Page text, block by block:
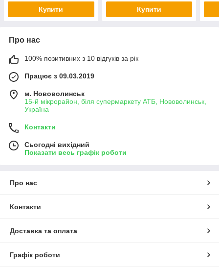
Купити Купити
Про нас
100% позитивних з 10 відгуків за рік
Працює з 09.03.2019
м. Нововолинськ
15-й мікрорайон, біля супермаркету АТБ, Нововолинськ,
Україна
Контакти
Сьогодні вихідний
Показати весь графік роботи
Про нас
Контакти
Доставка та оплата
Графік роботи